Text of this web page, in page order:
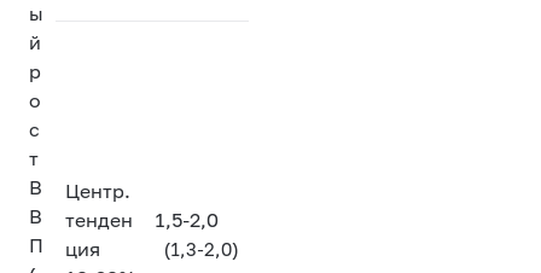
ы
й
р
о
с
т
В
В
П
Центр.
тенден
ция
1,5-2,0
(1,3-2,0)